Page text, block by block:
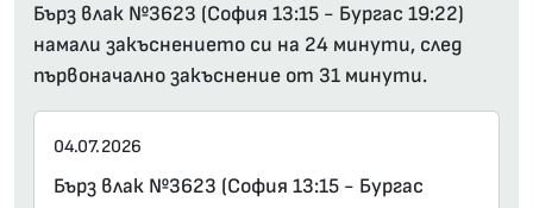
Бърз влак №3623 (София 13:15 - Бургас 19:22)
намали закъснението си на 24 минути, след
първоначално закъснение от 31 минути.
04.07.2026
Бърз влак №3623 (София 13:15 - Бургас